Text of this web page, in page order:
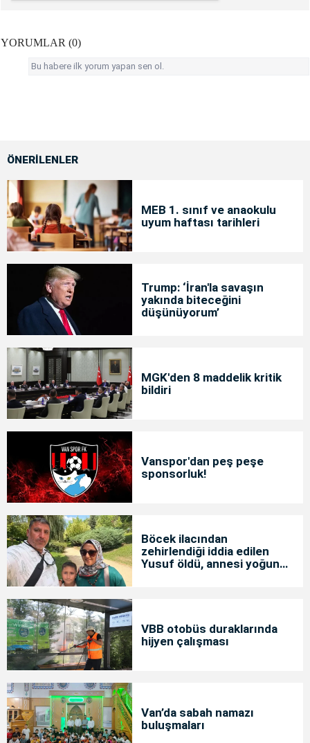
YORUMLAR (0)
Bu habere ilk yorum yapan sen ol.
ÖNERİLENLER
MEB 1. sınıf ve anaokulu
uyum haftası tarihleri
Trump: ‘İran'la savaşın
yakında biteceğini
düşünüyorum’
MGK'den 8 maddelik kritik
bildiri
Vanspor'dan peş peşe
sponsorluk!
Böcek ilacından
zehirlendiği iddia edilen
Yusuf öldü, annesi yoğun
VBB otobüs duraklarında
hijyen çalışması
Van’da sabah namazı
buluşmaları